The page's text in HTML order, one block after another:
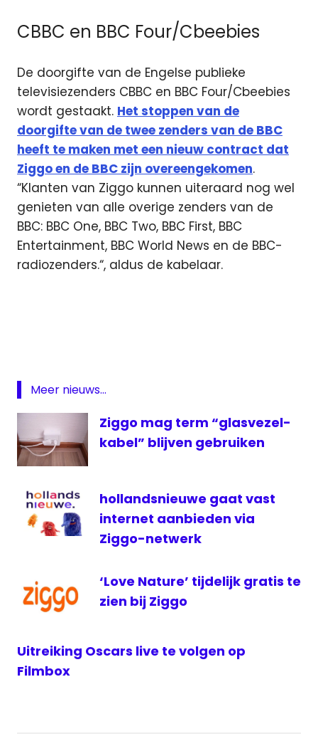
CBBC en BBC Four/Cbeebies
De doorgifte van de Engelse publieke
televisiezenders CBBC en BBC Four/Cbeebies
wordt gestaakt. Het stoppen van de
doorgifte van de twee zenders van de BBC
heeft te maken met een nieuw contract dat
Ziggo en de BBC zijn overeengekomen.
“Klanten van Ziggo kunnen uiteraard nog wel
genieten van alle overige zenders van de
BBC: BBC One, BBC Two, BBC First, BBC
Entertainment, BBC World News en de BBC-
radiozenders.“, aldus de kabelaar.
televisie
REVOLT
televisie
wijzigingen
Meer nieuws...
Ziggo mag term “glasvezel-
kabel” blijven gebruiken
hollandsnieuwe gaat vast
internet aanbieden via
Ziggo-netwerk
‘Love Nature’ tijdelijk gratis te
zien bij Ziggo
Uitreiking Oscars live te volgen op
Filmbox